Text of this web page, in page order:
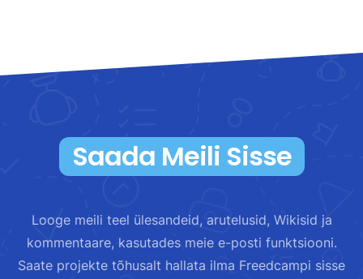
Saada Meili Sisse
Looge meili teel ülesandeid, arutelusid, Wikisid ja
kommentaare, kasutades meie e-posti funktsiooni.
Saate projekte tõhusalt hallata ilma Freedcampi sisse